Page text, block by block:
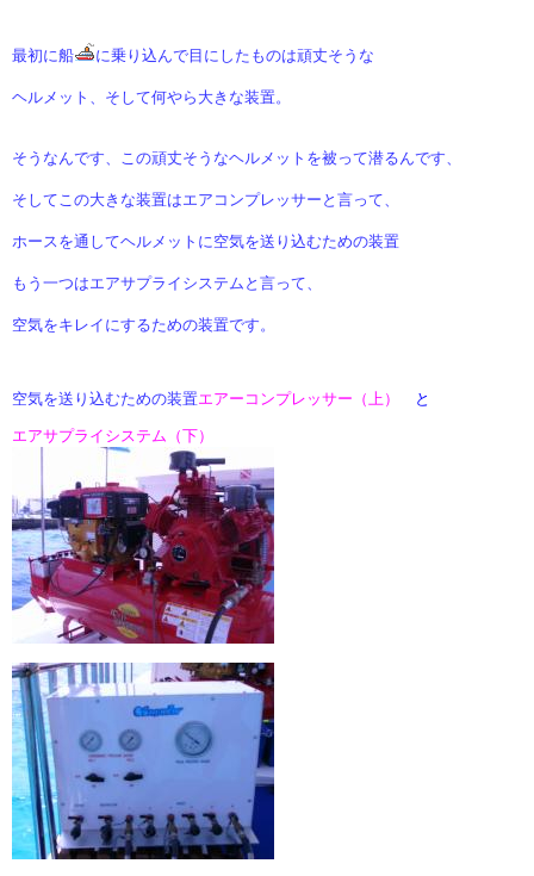
最初に船 に乗り込んで目にしたものは頑丈そうな
ヘルメット、 そして何やら大きな装置。
そうなんです、この頑丈そうなヘルメットを被って潜るんです、
そしてこの大きな装置はエアコンプレッサーと言って、
ホースを通してヘルメットに空気を送り込むための装置
もう一つはエアサプライシステムと言って、
空気をキレイにするための装置です。
空気を送り込むための装置エアーコンプレッサー（上） と
エアサプライシステム（下）